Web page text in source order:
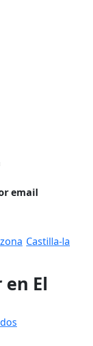
email
Castilla-la
El